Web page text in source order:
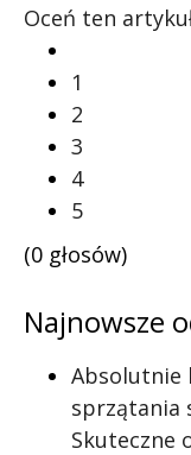
Oceń ten
1
2
3
4
5
(0 głosów)
Najnowsze
Absolutnie
sprzątania
Skuteczne